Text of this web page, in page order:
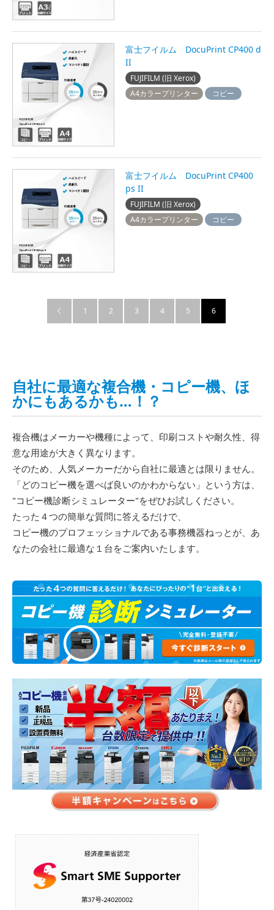
富士フイルム DocuPrint CP400 d
II
FUJIFILM (旧 Xerox)
A4カラープリンター
コピー
富士フイルム DocuPrint CP400
ps II
FUJIFILM (旧 Xerox)
A4カラープリンター
コピー
 1 2 3 4 5 6
自社に最適な複合機・コピー機、ほ
かにもあるかも…！？
複合機はメーカーや機種によって、印刷コストや耐久性、得
意な用途が大きく異なります。
そのため、人気メーカーだから自社に最適とは限りません。
「どのコピー機を選べば良いのかわからない」という方は、
"コピー機診断シミュレーター"をぜひお試しください。
たった４つの簡単な質問に答えるだけで、
コピー機のプロフェッショナルである事務機器ねっとが、あ
なたの会社に最適な１台をご案内いたします。